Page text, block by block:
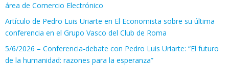
área de Comercio Electrónico
Artículo de Pedro Luis Uriarte en El Economista sobre su última
conferencia en el Grupo Vasco del Club de Roma
5/6/2026 – Conferencia-debate con Pedro Luis Uriarte: “El futuro
de la humanidad: razones para la esperanza”